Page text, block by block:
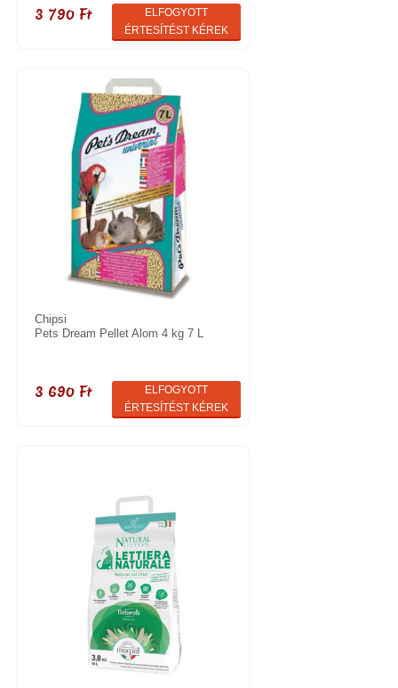
ELFOGYOTT
ÉRTESÍTÉST KÉREK
3 790 Ft
Chipsi
Pets Dream Pellet Alom 4 kg 7 L
ELFOGYOTT
ÉRTESÍTÉST KÉREK
3 690 Ft